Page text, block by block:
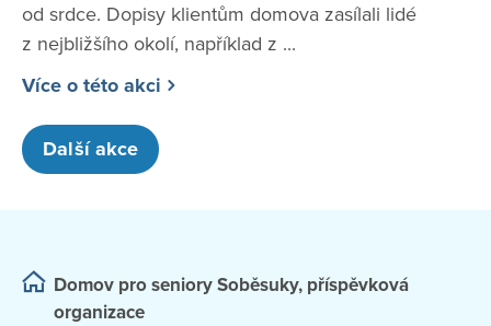
od srdce. Dopisy klientům domova zasílali lidé
z nejbližšího okolí, například z ...
Více o této akci
Další akce
Domov pro seniory Soběsuky, příspěvková
organizace